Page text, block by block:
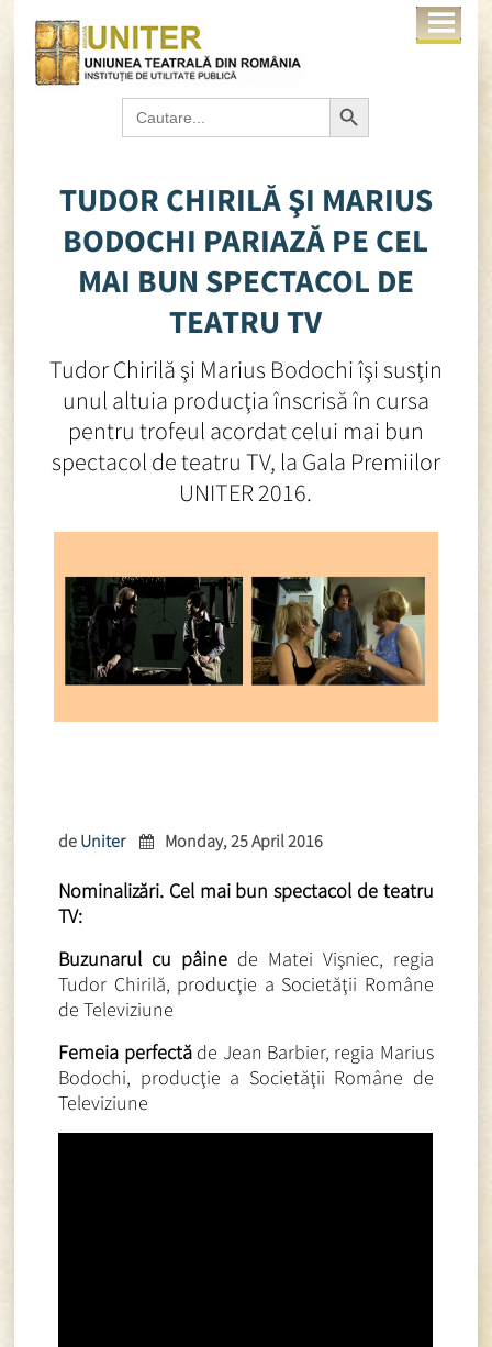
Search
for:
Search Button
TUDOR CHIRILĂ ŞI MARIUS
BODOCHI PARIAZĂ PE CEL
MAI BUN SPECTACOL DE
TEATRU TV
Tudor Chirilă şi Marius Bodochi îşi susţin
unul altuia producţia înscrisă în cursa
pentru trofeul acordat celui mai bun
spectacol de teatru TV, la Gala Premiilor
UNITER 2016.
de Uniter Monday, 25 April 2016
Nominalizări. Cel mai bun spectacol de teatru
TV:
Buzunarul cu pâine de Matei Vişniec, regia
Tudor Chirilă, producţie a Societăţii Române
de Televiziune
Femeia perfectăde Jean Barbier, regia Marius
Bodochi, producţie a Societăţii Române de
Televiziune